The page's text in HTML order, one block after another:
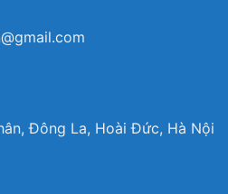
Đông La, Hoài Đức, Hà Nội